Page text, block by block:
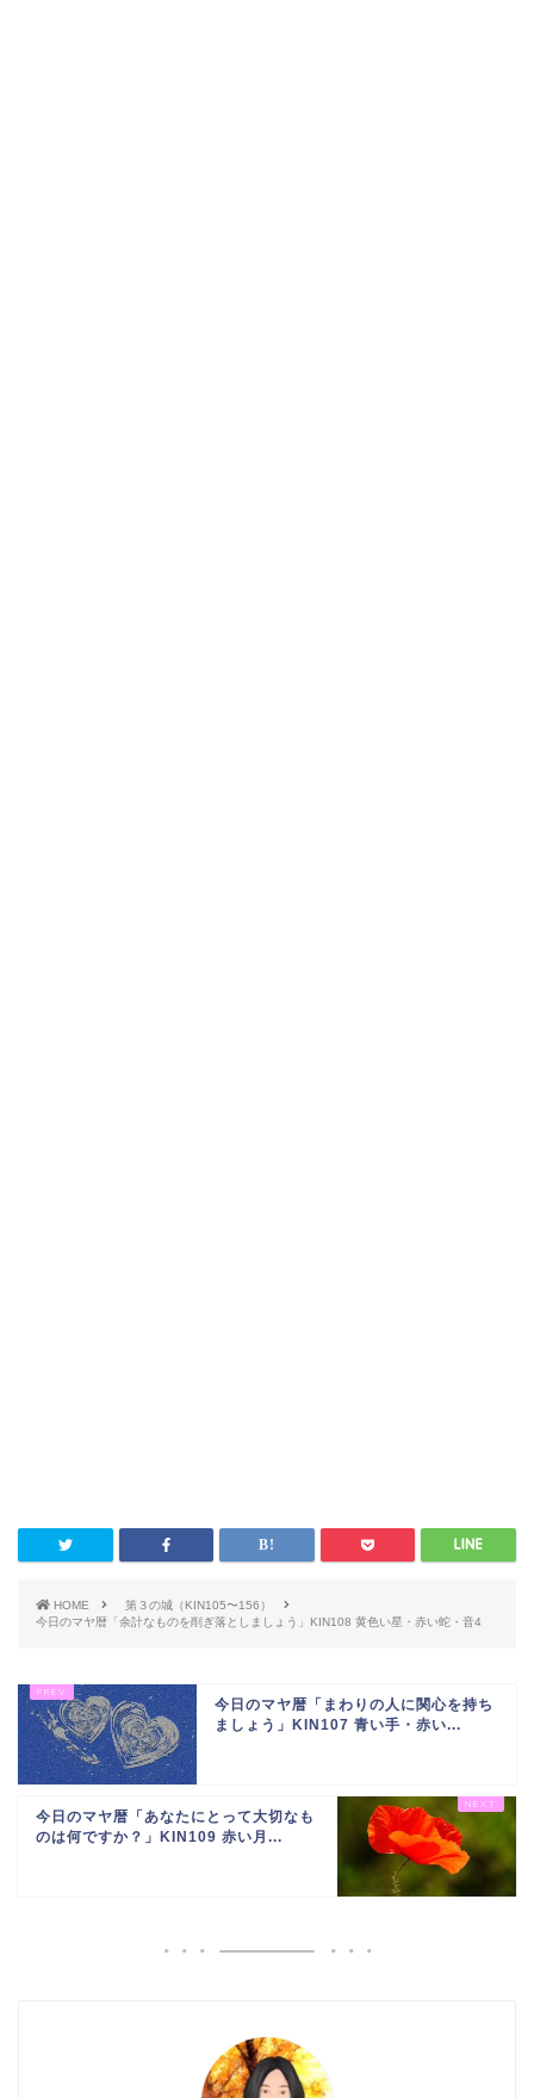
HOME
第３の城（KIN105〜156）
今日のマヤ暦「余計なものを削ぎ落としましょう」KIN108 黄色い星・赤い蛇・音4
今日のマヤ暦「まわりの人に関心を持ち
ましょう」KIN107 青い手・赤い...
今日のマヤ暦「あなたにとって大切なも
のは何ですか？」KIN109 赤い月...